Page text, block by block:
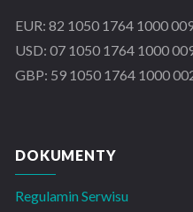
EUR: 82 1050 1764 1000
USD: 07 1050 1764 1000
GBP: 59 1050 1764 1000
DOKUMENTY
Regulamin Serwisu